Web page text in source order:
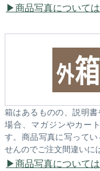
商品写真について
箱はあるものの、説明
場合、マガジンやカー
す。商品写真に写って
せんのでご注文間違いに
商品写真について